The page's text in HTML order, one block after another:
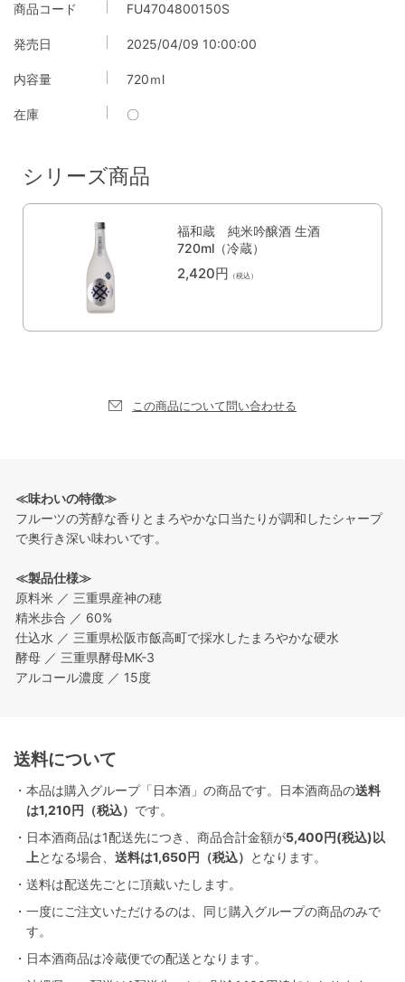
商品コード FU4704800150S
発売日 2025/04/09 10:00:00
内容量 720ｍl
在庫 〇
シリーズ商品
福和蔵 純米吟醸酒 生酒
720ml（冷蔵）
2,420円 （税込）
この商品について問い合わせる
≪味わいの特徴≫
フルーツの芳醇な香りとまろやかな口当たりが調和したシャープ
で奥行き深い味わいです。
≪製品仕様≫
原料米 ／ 三重県産神の穂
精米歩合 ／ 60%
仕込水 ／ 三重県松阪市飯高町で採水したまろやかな硬水
酵母 ／ 三重県酵母MK-3
アルコール濃度 ／ 15度
送料について
・本品は購入グループ「日本酒」の商品です。日本酒商品の送料
は1,210円（税込） です。
・日本酒商品は1配送先につき、商品合計金額が5,400円(税込)以
上となる場合、 送料は1,650円（税込） となります。
・送料は配送先ごとに頂戴いたします。
・一度にご注文いただけるのは、同じ購入グループの商品のみで
す。
・日本酒商品は冷蔵便での配送となります。